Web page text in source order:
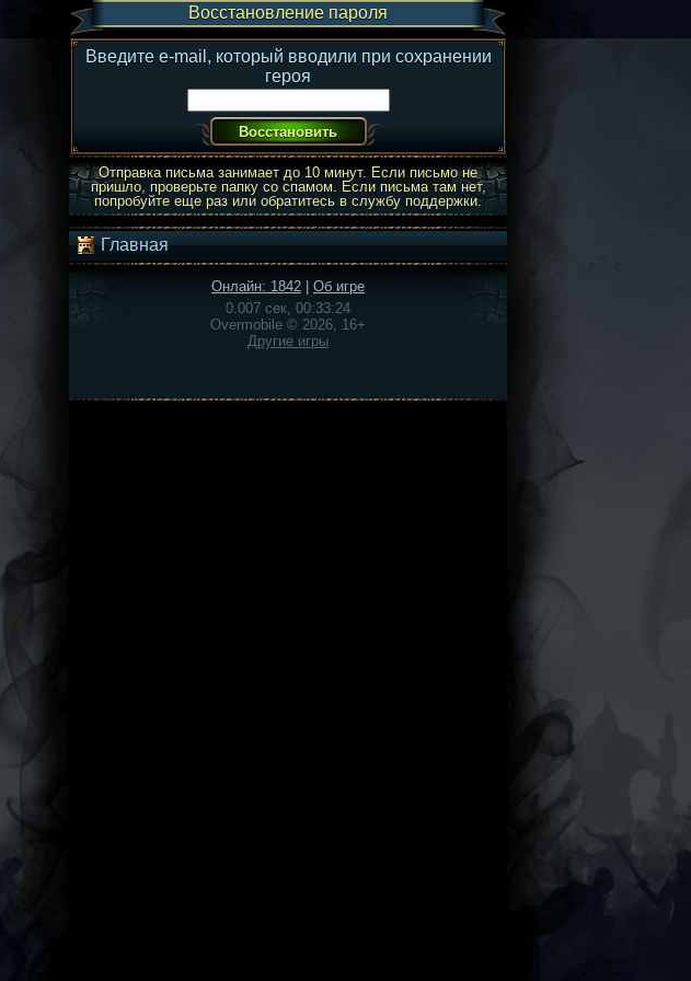
Восстановление пароля
Введите e-mail, который вводили при сохранении
героя
Отправка письма занимает до 10 минут. Если письмо не
пришло, проверьте папку со спамом. Если письма там нет,
попробуйте еще раз или обратитесь в службу поддержки.
Главная
Онлайн: 1842
Об игре
0.007 сек, 00:33:24
Overmobile © 2026, 16+
Другие игры